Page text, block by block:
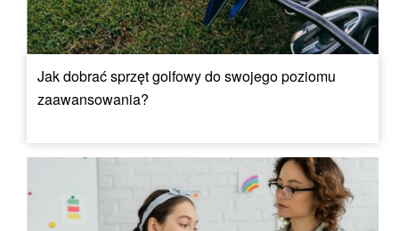
Jak dobrać sprzęt golfowy do swojego poziomu
zaawansowania?